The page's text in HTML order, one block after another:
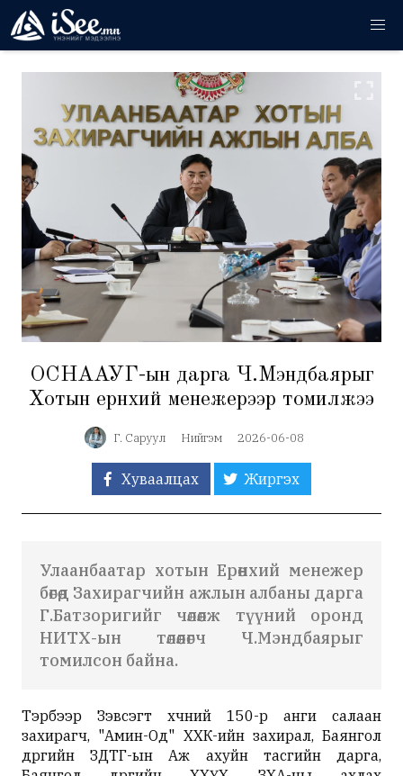
ОСНААУГ-ын дарга Ч.Мэндбаярыг
Хотын ерөнхий менежерээр томилжээ
Г. Саруул Нийгэм 2026-06-08
Хуваалцах Жиргэх
Улаанбаатар хотын Ерөнхий менежер
бөгөөд Захирагчийн ажлын албаны дарга
Г.Батзоригийг чөлөөлж түүний оронд
НИТХ-ын төлөөлөгч Ч.Мэндбаярыг
томилсон байна.
Тэрбээр Зэвсэгт хүчний 150-р анги салаан
захирагч, "Амин-Од" ХХК-ийн захирал, Баянгол
дүүргийн ЗДТГ-ын Аж ахуйн тасгийн дарга,